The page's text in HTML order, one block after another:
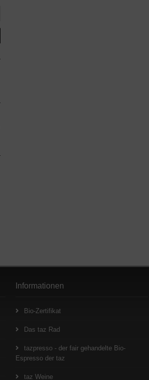
Informationen
Bio-Zertifikat
Das taz Rad
tazpresso - der fair gehandelte Bio-
Espresso der taz
taz Weine